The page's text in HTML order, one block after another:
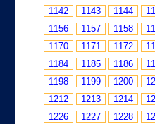
1142
1143 1144
1156
1157 1158
1170
1171 1172
1184
1185 1186
1198
1199 1200
1212
1213 1214
1226
1227 1228